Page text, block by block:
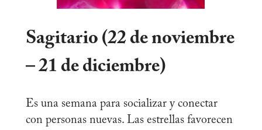
Sagitario (22 de noviembre
– 21 de diciembre)
Es una semana para socializar y conectar
con personas nuevas. Las estrellas favorecen